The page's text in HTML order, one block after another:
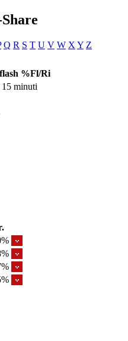
Q R S T U V W X Y Z
%Fl/Ri
minuti